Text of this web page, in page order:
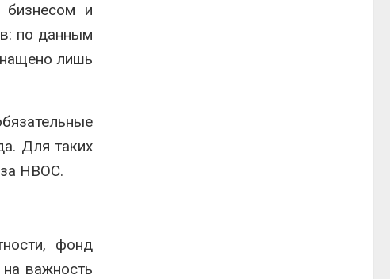
бизнесом и
по данным
лишь
Для таких
НВОС.
фонд
важность